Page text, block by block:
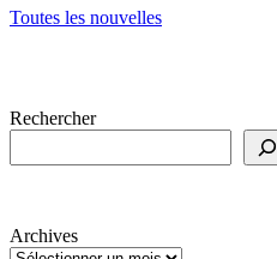
Toutes les nouvelles
Rechercher
Archives